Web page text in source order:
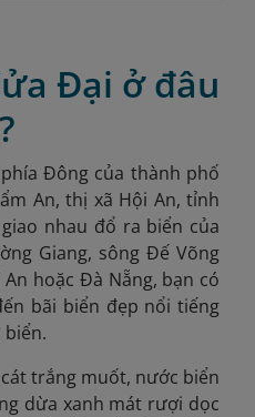
Đại ở đâu
Đông của thành phố
An, thị xã Hội An, tỉnh
nhau đổ ra biển của
Giang, sông Đế Võng
hoặc Đà Nẵng, bạn có
bãi biển đẹp nổi tiếng
biển.
trắng muốt, nước biển
dừa xanh mát rượi dọc